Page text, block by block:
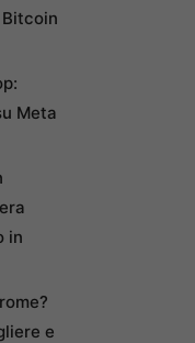
Meta
in
e